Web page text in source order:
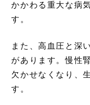
かかわる重大な病
す。
また、高血圧と深
があります。慢性
欠かせなくなり、
す。